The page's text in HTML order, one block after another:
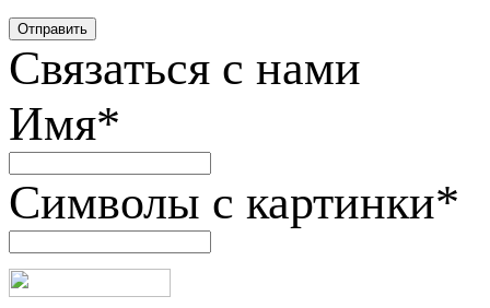
Связаться с нами
Имя*
Символы с картинки*